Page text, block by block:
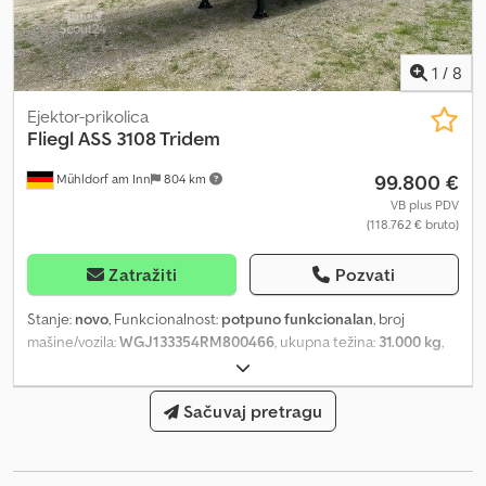
stranica, bočni zidovi od čelika. Lokacija: kod kupca. Cedpox
Egruefx Alceha
1 / 8
Mühldorf am Inn 804 km
Ejektor-prikolica
FlieglASS 3108 Tridem
99.800 €
VB plus PDV
(118.762 € bruto)
Zatražiti Pozvati
Stanje: novo, Funkcionalnost: potpuno funkcionalan, broj
mašine/vozila:WGJ133354RM800466, ukupna težina: 31.000 kg,
dozvoljeno opterećenje osovine (osovina 1):
opterećenje osovine (osovina 2):10.000 kg, prva registracija:
, dužina tovarnog prostora:10.800 mm
2.380 mm, visina tovarnog prostora:2.300 mm
Sačuvaj pretragu